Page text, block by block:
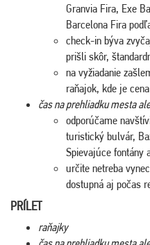
Granvia Fira, Exe
Barcelona Fira
check-in býva
prišli skôr,
na vyžiadanie
raňajok, kde je
čas na prehliadku mesta
odporúčame
turistický bulvár,
Spievajúce fontány
určite netreba
dostupná aj počas
PRÍLET
raňajky